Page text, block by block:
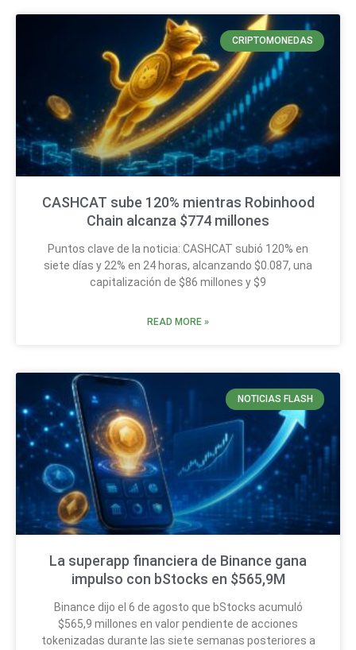
CRIPTOMONEDAS
CASHCAT sube 120% mientras Robinhood
Chain alcanza $774 millones
Puntos clave de la noticia: CASHCAT subió 120% en
siete días y 22% en 24 horas, alcanzando $0.087, una
capitalización de $86 millones y $9
READ MORE »
NOTICIAS FLASH
La superapp financiera de Binance gana
impulso con bStocks en $565,9M
Binance dijo el 6 de agosto que bStocks acumuló
$565,9 millones en valor pendiente de acciones
tokenizadas durante las siete semanas posteriores a